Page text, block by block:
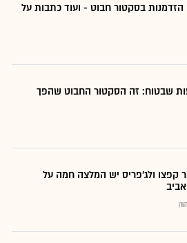
הזדמנות בסקטור חבוט - ועוד כתבות על
שבטוח: זה הסקטור החבוט שהפך
קפצו ולג'פריס יש המלצה חמה על